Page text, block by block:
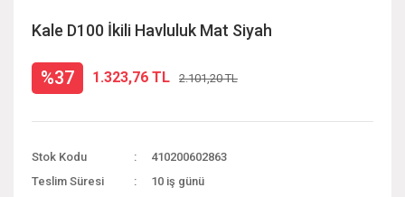
Kale D100 İkili Havluluk Mat Siyah
%37 1.323,76 TL 2.101,20 TL
Stok Kodu
410200602863
Teslim Süresi
10 iş günü